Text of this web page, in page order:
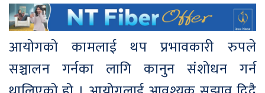
आयोगको कामलाई थप प्रभावकारी रुपले
सञ्चालन गर्नका लागि कानुन संशोधन गर्न